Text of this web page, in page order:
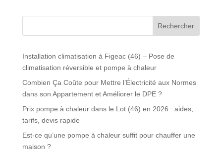
Rechercher
Installation climatisation à Figeac (46) – Pose de
climatisation réversible et pompe à chaleur
Combien Ça Coûte pour Mettre l’Électricité aux Normes
dans son Appartement et Améliorer le DPE ?
Prix pompe à chaleur dans le Lot (46) en 2026 : aides,
tarifs, devis rapide
Est-ce qu’une pompe à chaleur suffit pour chauffer une
maison ?